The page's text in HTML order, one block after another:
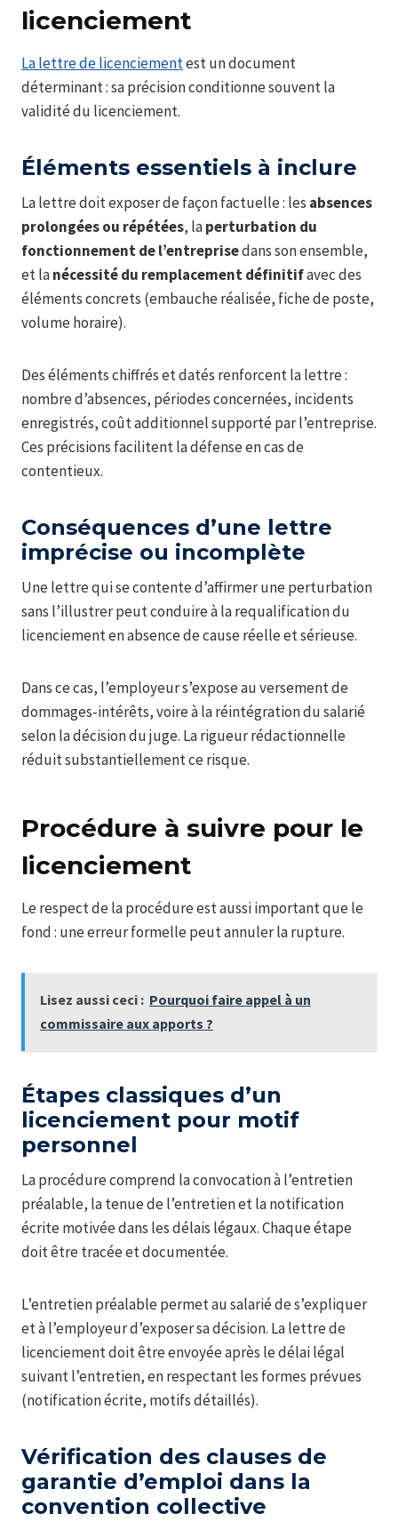
licenciement
La lettre de licenciementest un document
déterminant : sa précision conditionne souvent la
validité du licenciement.
Éléments essentiels à inclure
La lettre doit exposer de façon factuelle : les absences
prolongées ou répétées, laperturbation du
fonctionnement de l’entreprisedans son ensemble,
et lanécessité du remplacement définitifavec des
éléments concrets (embauche réalisée, fiche de poste,
volume horaire).
Des éléments chiffrés et datés renforcent la lettre :
nombre d’absences, périodes concernées, incidents
enregistrés, coût additionnel supporté par l’entreprise.
Ces précisions facilitent la défense en cas de
contentieux.
Conséquences d’une lettre
imprécise ou incomplète
Une lettre qui se contente d’affirmer une perturbation
sans l’illustrer peut conduire à la requalification du
licenciement en absence de cause réelle et sérieuse.
Dans ce cas, l’employeur s’expose au versement de
dommages‑intérêts, voire à la réintégration du salarié
selon la décision du juge. La rigueur rédactionnelle
réduit substantiellement ce risque.
Procédure à suivre pour le
licenciement
Le respect de la procédure est aussi important que le
fond : une erreur formelle peut annuler la rupture.
Lisez aussi ceci : Pourquoi faire appel à un
commissaire aux apports ?
Étapes classiques d’un
licenciement pour motif
personnel
La procédure comprend la convocation à l’entretien
préalable, la tenue de l’entretien et la notification
écrite motivée dans les délais légaux. Chaque étape
doit être tracée et documentée.
L’entretien préalable permet au salarié de s’expliquer
et à l’employeur d’exposer sa décision. La lettre de
licenciement doit être envoyée après le délai légal
suivant l’entretien, en respectant les formes prévues
(notification écrite, motifs détaillés).
Vérification des clauses de
garantie d’emploi dans la
convention collective